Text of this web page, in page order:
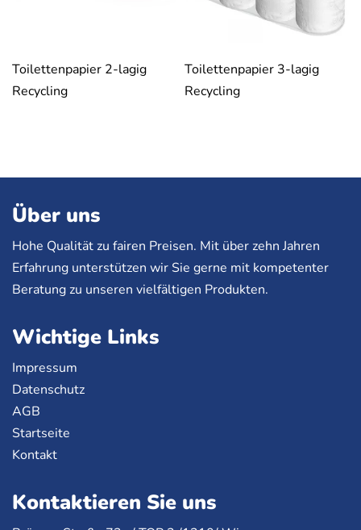
Toilettenpapier 2-lagig
Recycling
Toilettenpapier 3-lagig
Recycling
Über uns
Hohe Qualität zu fairen Preisen. Mit über zehn Jahren
Erfahrung unterstützen wir Sie gerne mit kompetenter
Beratung zu unseren vielfältigen Produkten.
Wichtige Links
Impressum
Datenschutz
AGB
Startseite
Kontakt
Kontaktieren Sie uns